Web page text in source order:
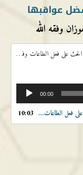
عواقبها
وفقه الله
kalimat- Ramadaniya19-09-1440 الحث على فعل الطاعات وفضل عواقبها
00:00
10:03